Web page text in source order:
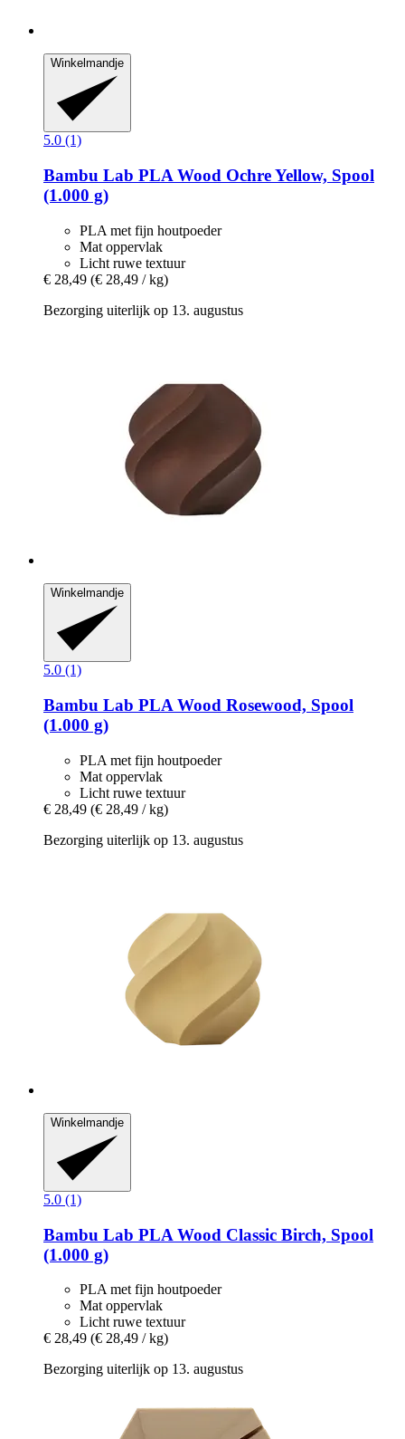
Winkelmandje
5.0 (1)
Bambu Lab PLA Wood Ochre Yellow, Spool
(1.000 g)
PLA met fijn houtpoeder
Mat oppervlak
Licht ruwe textuur
€ 28,49 (€ 28,49 / kg)
Bezorging uiterlijk op 13. augustus
Winkelmandje
5.0 (1)
Bambu Lab PLA Wood Rosewood, Spool
(1.000 g)
PLA met fijn houtpoeder
Mat oppervlak
Licht ruwe textuur
€ 28,49 (€ 28,49 / kg)
Bezorging uiterlijk op 13. augustus
Winkelmandje
5.0 (1)
Bambu Lab PLA Wood Classic Birch, Spool
(1.000 g)
PLA met fijn houtpoeder
Mat oppervlak
Licht ruwe textuur
€ 28,49 (€ 28,49 / kg)
Bezorging uiterlijk op 13. augustus